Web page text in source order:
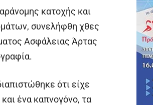
κατοχής και
συνελήφθη χθες
Ασφάλειας Άρτας
ότι είχε
ένα καπνογόνο, τα